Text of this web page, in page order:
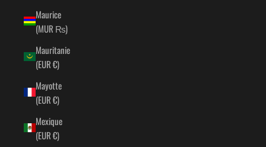
Maurice
(MUR ₨)
Mauritanie
(EUR €)
Mayotte
(EUR €)
Mexique
(EUR €)